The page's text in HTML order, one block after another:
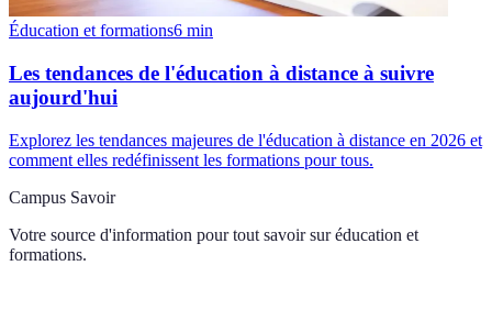
Éducation et formations6 min
Les tendances de l'éducation à distance à suivre
aujourd'hui
Explorez les tendances majeures de l'éducation à distance en 2026 et
comment elles redéfinissent les formations pour tous.
Campus Savoir
Votre source d'information pour tout savoir sur éducation et
formations.